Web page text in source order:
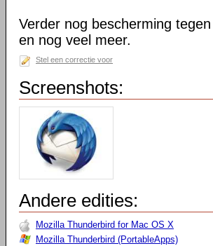
Verder nog bescherming
en nog veel meer.
Stel een correctie voor
Screenshots:
Andere edities:
Mozilla Thunderbird for Mac OS X
Mozilla Thunderbird (PortableApps)